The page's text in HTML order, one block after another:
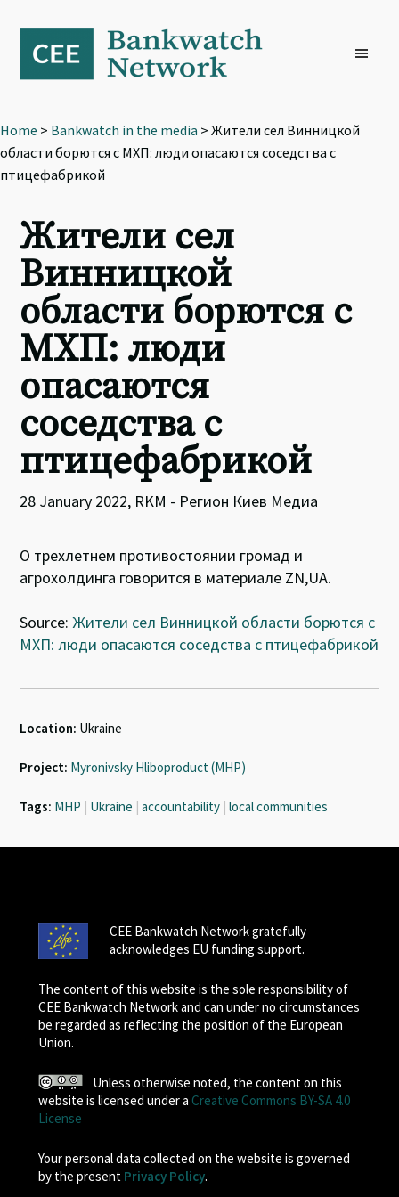
primary
navigation
content
footer
Home > Bankwatch in the media > Жители сел Винницкой
области борются с МХП: люди опасаются соседства с
птицефабрикой
Жители сел
Винницкой
области борются с
МХП: люди
опасаются
соседства с
птицефабрикой
28 January 2022, RKM - Регион Киев Медиа
О трехлетнем противостоянии громад и
агрохолдинга говорится в материале ZN,UA.
Source:Жители сел Винницкой области борются с
МХП: люди опасаются соседства с птицефабрикой
Location: Ukraine
Project: Myronivsky Hliboproduct (MHP)
Tags: MHP | Ukraine | accountability | local communities
CEE Bankwatch Network gratefully
acknowledges EU funding support.
The content of this website is the sole responsibility of
CEE Bankwatch Network and can under no circumstances
be regarded as reflecting the position of the European
Union.
Unless otherwise noted, the content on this
website is licensed under a Creative Commons BY-SA 4.0
License
Your personal data collected on the website is governed
by the present Privacy Policy.